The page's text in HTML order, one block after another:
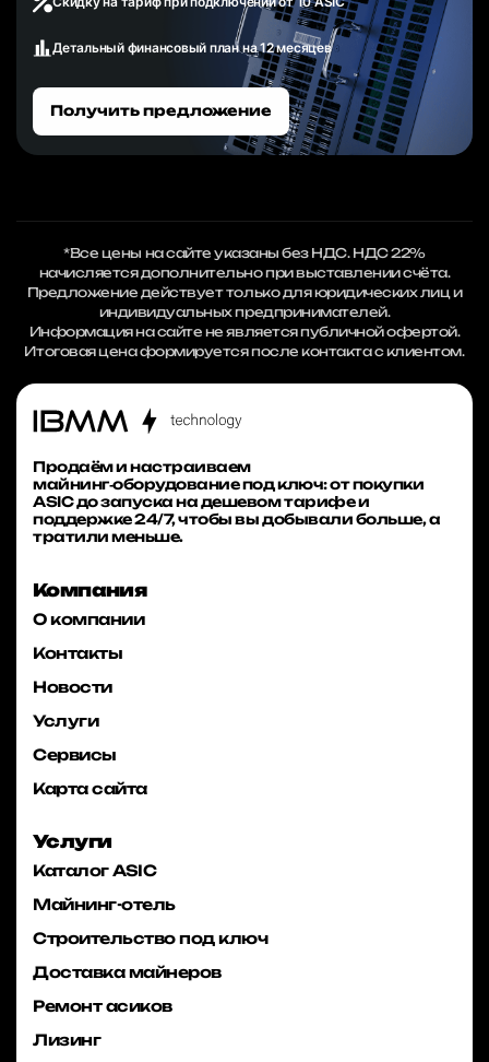
Детальный финансовый план на 12 месяцев
Получить предложение
*Все цены на сайте указаны без НДС. НДС 22%
начисляется дополнительно при выставлении счёта.
Предложение действует только для юридических лиц и
индивидуальных предпринимателей.
Информация на сайте не является публичной офертой.
Итоговая цена формируется после контакта с клиентом.
Продаём и настраиваем
майнинг‑оборудование под ключ: от покупки
ASIC до запуска на дешевом тарифе и
поддержке 24/7, чтобы вы добывали больше, а
тратили меньше.
Компания
О компании
Контакты
Новости
Услуги
Сервисы
Карта сайта
Услуги
Каталог ASIC
Майнинг-отель
Строительство под ключ
Доставка майнеров
Ремонт асиков
Лизинг